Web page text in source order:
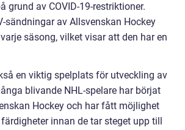
grund av COVID-19-restriktioner.
sändningar av Allsvenskan Hockey
säsong, vilket visar att den har en
en viktig spelplats för utveckling av
blivande NHL-spelare har börjat
Hockey och har fått möjlighet
innan de tar steget upp till